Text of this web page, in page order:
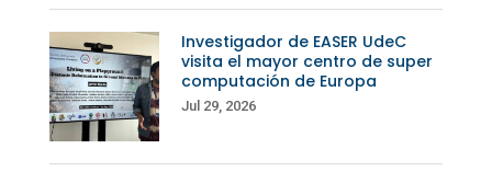
Investigador de EASER UdeC
visita el mayor centro de super
computación de Europa
Jul 29, 2026